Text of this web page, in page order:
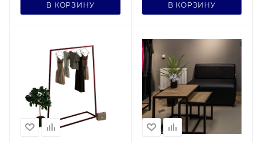
В КОРЗИНУ В КОРЗИНУ